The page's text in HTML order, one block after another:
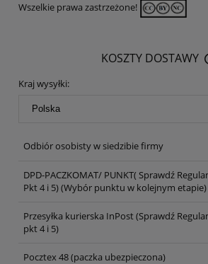
Wszelkie prawa zastrzeżone!
KOSZTY DOSTAWY
CENA NIE ZAWIERA EWENTUALNYCH
Kraj wysyłki:
Odbiór osobisty w siedzibie firmy
DPD-PACZKOMAT/ PUNKT( Sprawdź
Pkt 4 i 5)(Wybór punktu w kolejnym etapie)
Przesyłka kurierska InPost (Sprawdź
pkt 4 i 5)
Pocztex 48 (paczka ubezpieczona)